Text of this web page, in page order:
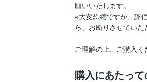
願いいたします。
※大変恐縮ですが、評
ら、お断りさせていた
ご理解の上、ご購入く
購入にあたっ